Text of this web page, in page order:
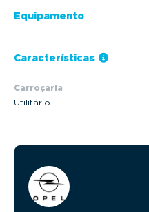
Equipamento
Características
Carroçaria
Utilitário